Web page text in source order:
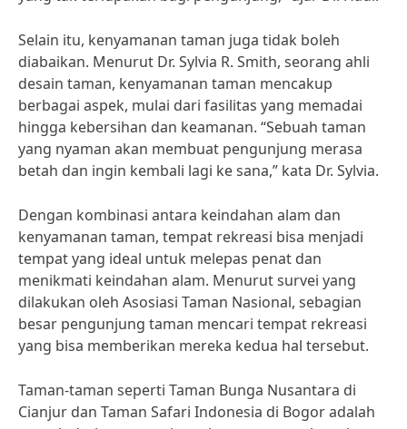
Selain itu, kenyamanan taman juga tidak boleh
diabaikan. Menurut Dr. Sylvia R. Smith, seorang ahli
desain taman, kenyamanan taman mencakup
berbagai aspek, mulai dari fasilitas yang memadai
hingga kebersihan dan keamanan. “Sebuah taman
yang nyaman akan membuat pengunjung merasa
betah dan ingin kembali lagi ke sana,” kata Dr. Sylvia.
Dengan kombinasi antara keindahan alam dan
kenyamanan taman, tempat rekreasi bisa menjadi
tempat yang ideal untuk melepas penat dan
menikmati keindahan alam. Menurut survei yang
dilakukan oleh Asosiasi Taman Nasional, sebagian
besar pengunjung taman mencari tempat rekreasi
yang bisa memberikan mereka kedua hal tersebut.
Taman-taman seperti Taman Bunga Nusantara di
Cianjur dan Taman Safari Indonesia di Bogor adalah